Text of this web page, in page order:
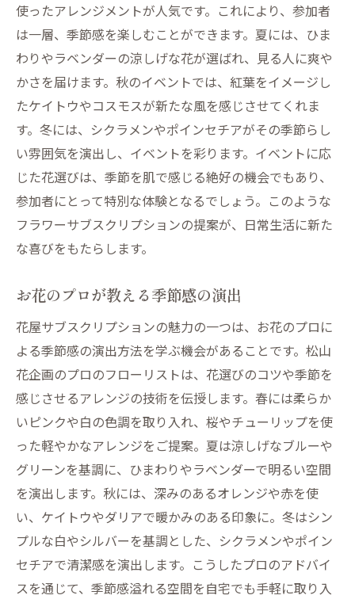
使ったアレンジメントが人気です。これにより、参加者
は一層、季節感を楽しむことができます。夏には、ひま
わりやラベンダーの涼しげな花が選ばれ、見る人に爽や
かさを届けます。秋のイベントでは、紅葉をイメージし
たケイトウやコスモスが新たな風を感じさせてくれま
す。冬には、シクラメンやポインセチアがその季節らし
い雰囲気を演出し、イベントを彩ります。イベントに応
じた花選びは、季節を肌で感じる絶好の機会でもあり、
参加者にとって特別な体験となるでしょう。このような
フラワーサブスクリプションの提案が、日常生活に新た
な喜びをもたらします。
お花のプロが教える季節感の演出
花屋サブスクリプションの魅力の一つは、お花のプロに
よる季節感の演出方法を学ぶ機会があることです。松山
花企画のプロのフローリストは、花選びのコツや季節を
感じさせるアレンジの技術を伝授します。春には柔らか
いピンクや白の色調を取り入れ、桜やチューリップを使
った軽やかなアレンジをご提案。夏は涼しげなブルーや
グリーンを基調に、ひまわりやラベンダーで明るい空間
を演出します。秋には、深みのあるオレンジや赤を使
い、ケイトウやダリアで暖かみのある印象に。冬はシン
プルな白やシルバーを基調とした、シクラメンやポイン
セチアで清潔感を演出します。こうしたプロのアドバイ
スを通じて、季節感溢れる空間を自宅でも手軽に取り入